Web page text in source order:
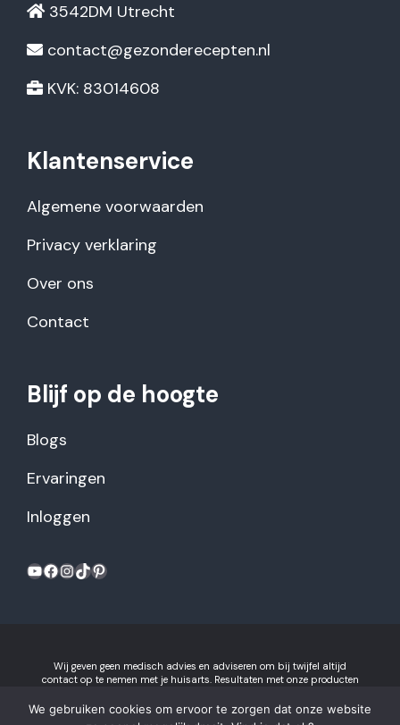
3542DM Utrecht
contact@gezonderecepten.nl
KVK: 83014608
Klantenservice
Algemene voorwaarden
Privacy verklaring
Over ons
Contact
Blijf op de hoogte
Blogs
Ervaringen
Inloggen
Wij geven geen medisch advies en adviseren om bij twijfel altijd
contact op te nemen met je huisarts. Resultaten met onze producten
privacyverklaring
Gezonderecepten.nl is onderdeel van Recept voor Succes B.V.
We gebruiken cookies om ervoor te zorgen dat onze website